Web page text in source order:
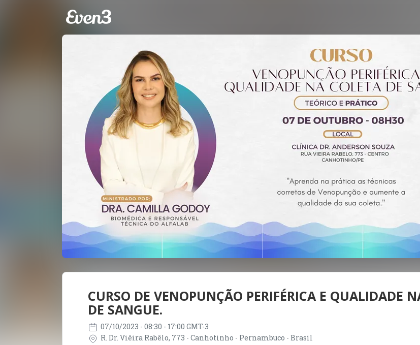
CURSO DE VENOPUNÇÃO PERIFÉRICA E QUALIDADE
DE SANGUE.
07/10/2023 - 08:30 - 17:00 GMT-3
R. Dr. Viêira Rabêlo, 773 - Canhotinho - Pernambuco - Brasil